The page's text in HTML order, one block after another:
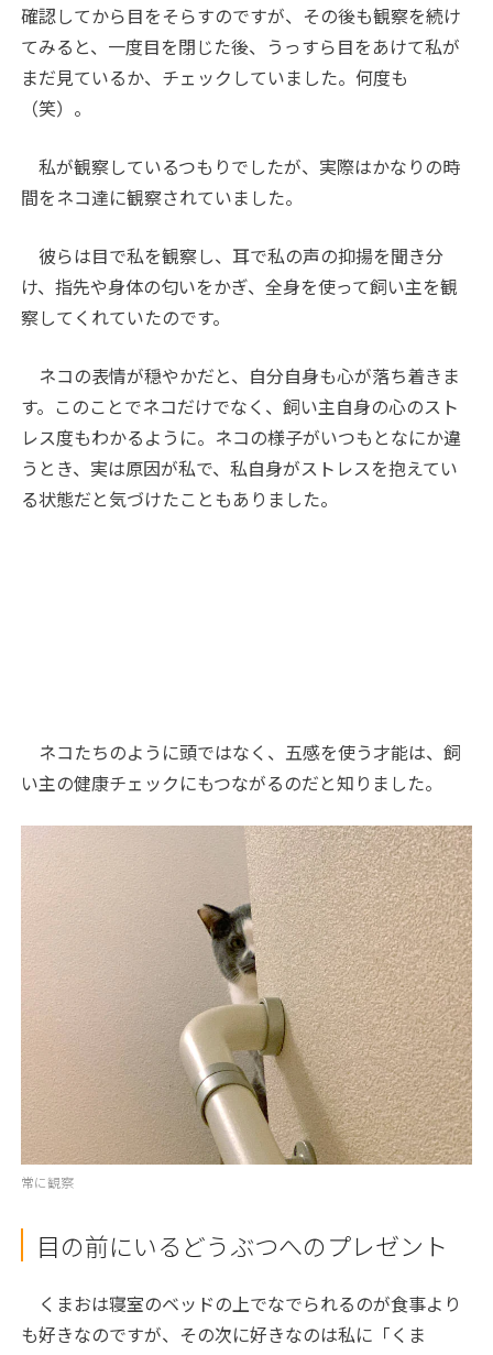
確認してから目をそらすのですが、その後も観察を続け
てみると、一度目を閉じた後、うっすら目をあけて私が
まだ見ているか、チェックしていました。何度も
（笑）。
私が観察しているつもりでしたが、実際はかなりの時
間をネコ達に観察されていました。
彼らは目で私を観察し、耳で私の声の抑揚を聞き分
け、指先や身体の匂いをかぎ、全身を使って飼い主を観
察してくれていたのです。
ネコの表情が穏やかだと、自分自身も心が落ち着きま
す。このことでネコだけでなく、飼い主自身の心のスト
レス度もわかるように。ネコの様子がいつもとなにか違
うとき、実は原因が私で、私自身がストレスを抱えてい
る状態だと気づけたこともありました。
ネコたちのように頭ではなく、五感を使う才能は、飼
い主の健康チェックにもつながるのだと知りました。
常に観察
目の前にいるどうぶつへのプレゼント
くまおは寝室のベッドの上でなでられるのが食事より
も好きなのですが、その次に好きなのは私に「くま